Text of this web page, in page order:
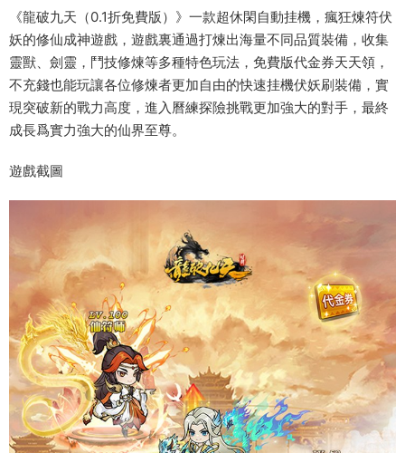
《龍破九天（0.1折免費版）》一款超休閑自動挂機，瘋狂煉符伏
妖的修仙成神遊戲，遊戲裏通過打煉出海量不同品質裝備，收集
靈獸、劍靈，鬥技修煉等多種特色玩法，免費版代金券天天領，
不充錢也能玩讓各位修煉者更加自由的快速挂機伏妖刷裝備，實
現突破新的戰力高度，進入曆練探險挑戰更加強大的對手，最終
成長爲實力強大的仙界至尊。
遊戲截圖